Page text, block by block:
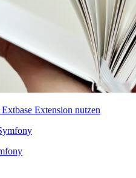
Extension nutzen